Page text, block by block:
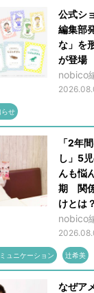
公式シ
編集部
な」を
が登場
nobico
らせ
「2年
し」5
んも悩
期 関
けとは？
nobico
ュニケーション 辻希美
なぜア